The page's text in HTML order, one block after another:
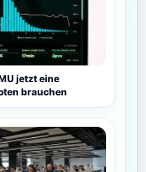
jetzt eine
brauchen